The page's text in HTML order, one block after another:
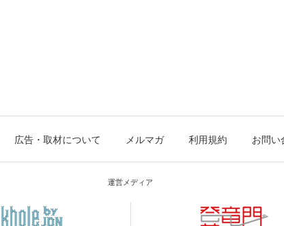
広告・取材について メルマガ 利用規約 お問い
運営メディア